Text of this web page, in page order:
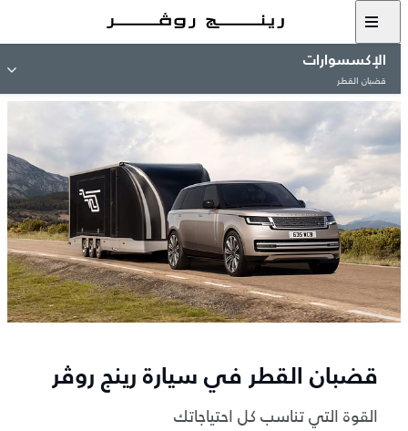
الإكسسوارات
قضبان القطر
قضبان القطر في سيارة رينج روڤر
القوة التي تناسب كل احتياجاتك